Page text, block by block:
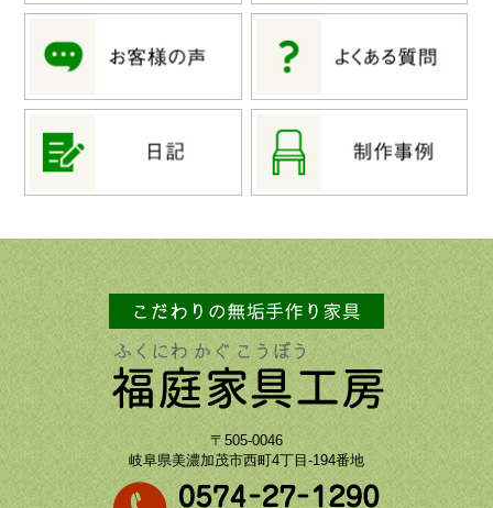
〒505-0046
岐阜県美濃加茂市西町4丁目-194番地